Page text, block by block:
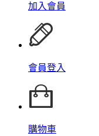
加入會員
會員登入
購物車